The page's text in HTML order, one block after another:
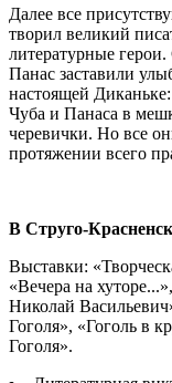
Далее все
творил великий
литературные
Панас заставили
настоящей
Чуба и Панаса в
черевички. Но все
протяжении всего
В Струго-
Выставки:
«Вечера на
Николай
Гоголя», «Гоголь в
Гоголя».